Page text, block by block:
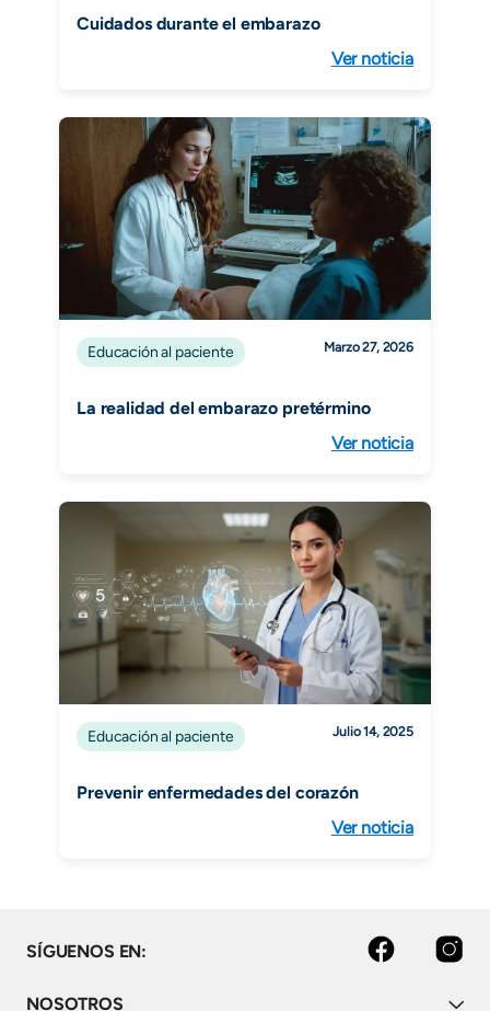
Cuidados durante el embarazo
Ver noticia
Educación al paciente Marzo 27, 2026
La realidad del embarazo pretérmino
Ver noticia
Educación al paciente Julio 14, 2025
Prevenir enfermedades del corazón
Ver noticia
SÍGUENOS EN: facebook instagram
NOSOTROS